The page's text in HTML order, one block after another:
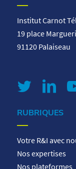
Institut Carnot
19 place
91120 Palaiseau
RUBRIQUES
Votre R&I avec
Nos expertises
Nos plateformes